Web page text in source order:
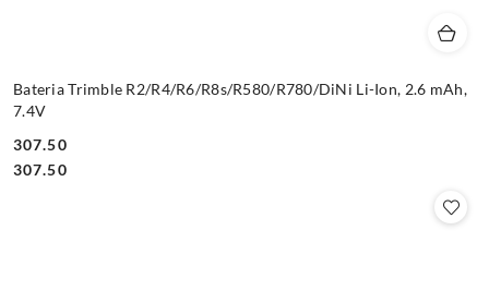
Bateria Trimble R2/R4/R6/R8s/R580/R780/DiNi Li-Ion, 2.6 mAh,
7.4V
Cena:
307.50
Cena:
307.50